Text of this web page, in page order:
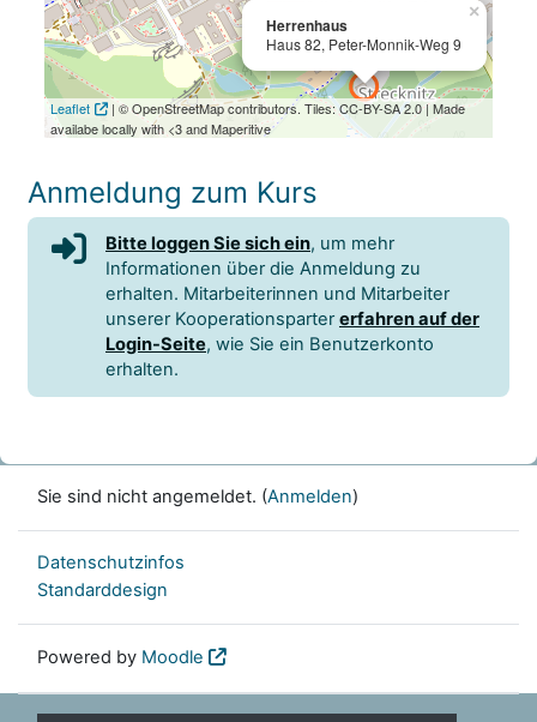
Herrenhaus
Haus 82, Peter-Monnik-Weg 9
×
Leaflet
| © OpenStreetMap contributors. Tiles: CC-BY-SA 2.0 | Made
availabe locally with <3 and Maperitive
Anmeldung zum Kurs
Bitte loggen Sie sich ein, um mehr
Informationen über die Anmeldung zu
erhalten. Mitarbeiterinnen und Mitarbeiter
unserer Kooperationsparter erfahren auf der
Login-Seite, wie Sie ein Benutzerkonto
erhalten.
Sie sind nicht angemeldet. (Anmelden)
Datenschutzinfos
Standarddesign
Powered by Moodle